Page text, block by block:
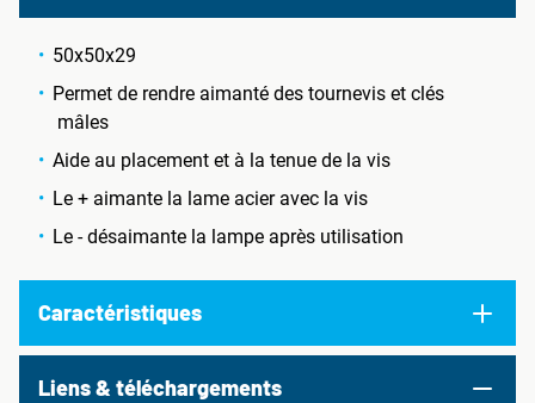
50x50x29
Permet de rendre aimanté des tournevis et clés
mâles
Aide au placement et à la tenue de la vis
Le + aimante la lame acier avec la vis
Le - désaimante la lampe après utilisation
Caractéristiques
Liens & téléchargements